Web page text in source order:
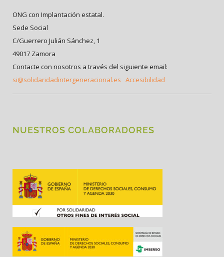
ONG con Implantación estatal.
Sede Social
C/Guerrero Julián Sánchez, 1
49017 Zamora
Contacte con nosotros a través del siguiente email:
si@solidaridadintergeneracional.es Accesibilidad
NUESTROS COLABORADORES